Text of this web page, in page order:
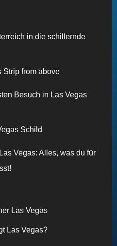
in die schillernde
Besuch in Las Vegas
Vegas: Alles, was du für
Las Vegas